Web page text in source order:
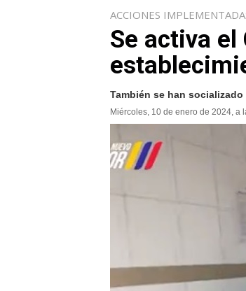
ACCIONES
Se activa
También se han
Miércoles, 10 de enero de 2024, a